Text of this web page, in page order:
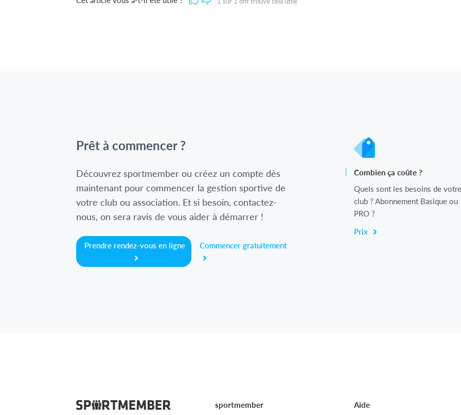
Prêt à commencer ?
Découvrez sportmember ou créez un compte dès
maintenant pour commencer la gestion sportive de
votre club ou association. Et si besoin, contactez-
nous, on sera ravis de vous aider à démarrer !
Prendre rendez-vous en ligne Commencer gratuitement
Combien ça coûte ?
Quels sont les besoins de votre
club ? Abonnement Basique ou
PRO ?
Prix
sportmember
Aide